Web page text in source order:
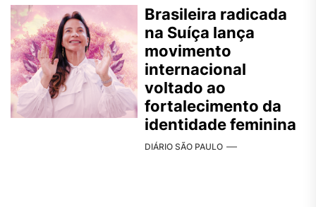
Brasileira radicada
na Suíça lança
movimento
internacional
voltado ao
fortalecimento da
identidade feminina
DIÁRIO SÃO PAULO